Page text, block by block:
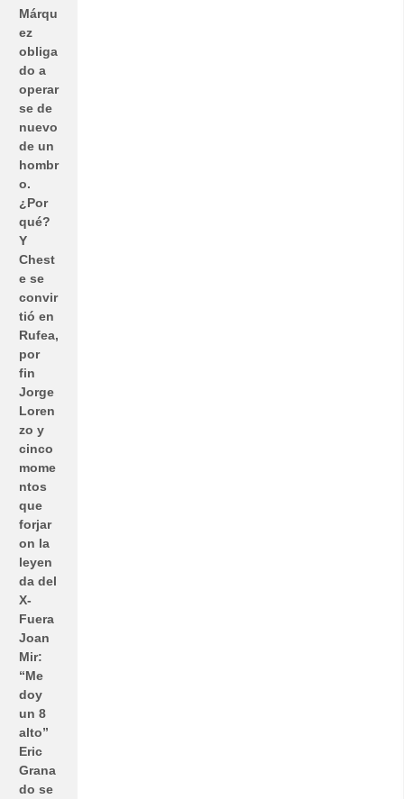
Márqu
ez
obliga
do a
operar
se de
nuevo
de un
hombr
o.
¿Por
qué?
Y
Chest
e se
convir
tió en
Rufea,
por
fin
Jorge
Loren
zo y
cinco
mome
ntos
que
forjar
on la
leyen
da del
X-
Fuera
Joan
Mir:
“Me
doy
un 8
alto”
Eric
Grana
do se